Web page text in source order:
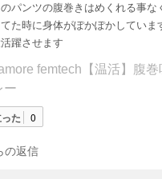
パンツの腹巻きはめくれる事な
た時に身体がぽかぽかしていま
躍させます
femtech【温活】腹巻
ー
た 0
の返信